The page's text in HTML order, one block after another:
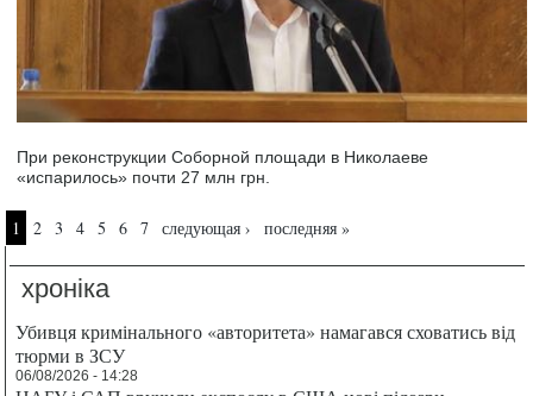
При реконструкции Соборной площади в Николаеве
«испарилось» почти 27 млн грн.
Страницы
1 2 3 4 5 6 7 следующая › последняя »
хроніка
Убивця кримінального «авторитета» намагався сховатись від
тюрми в ЗСУ
06/08/2026 - 14:28